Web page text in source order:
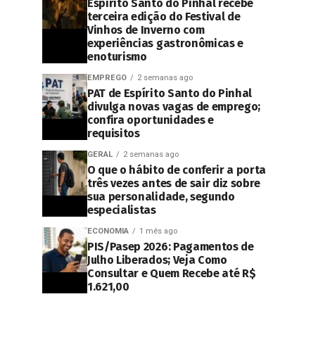
Espírito Santo do Pinhal recebe
terceira edição do Festival de
Vinhos de Inverno com
experiências gastronômicas e
enoturismo
EMPREGO 2 semanas ago
PAT de Espírito Santo do Pinhal
divulga novas vagas de emprego;
confira oportunidades e
requisitos
GERAL 2 semanas ago
O que o hábito de conferir a porta
três vezes antes de sair diz sobre
sua personalidade, segundo
especialistas
ECONOMIA 1 mês ago
PIS/Pasep 2026: Pagamentos de
Julho Liberados; Veja Como
Consultar e Quem Recebe até R$
1.621,00